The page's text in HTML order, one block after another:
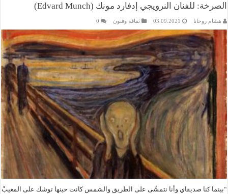
الصرخة: للفنان النرويجي إدفارد مونك (Edvard Munch)
هشام روحانا 03.09.2021 ثقافة وفنون 0
“بينما كنا صديقاي وأنا نتمشّى على الطريق والشمس كانت حينها توشك على المغيبْ